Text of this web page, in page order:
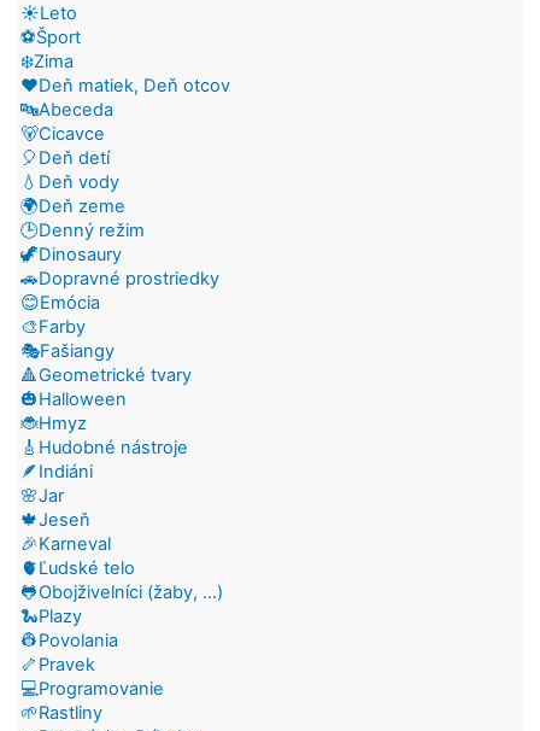
☀️Leto
⚽Šport
❄️Zima
❤️Deň matiek, Deň otcov
🔤Abeceda
🐻Cicavce
🎈Deň detí
💧Deň vody
🌍Deň zeme
🕒Denný režim
🦖Dinosaury
🚗Dopravné prostriedky
😊Emócia
🎨Farby
🎭Fašiangy
🔺Geometrické tvary
🎃Halloween
🐞Hmyz
🎸Hudobné nástroje
🪶Indiáni
🌸Jar
🍁Jeseň
🎉Karneval
🫀Ľudské telo
🐸Obojživelníci (žaby, ...)
🐍Plazy
👷Povolania
🦴Pravek
💻Programovanie
🌱Rastliny